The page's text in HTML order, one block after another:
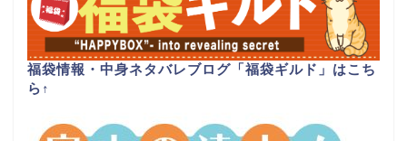
福袋情報・中身ネタバレブログ「福袋ギルド」はこち
ら ↑